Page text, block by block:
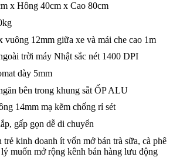
x Hông 40cm x Cao 80cm
vuông 12mm giữa xe và mái che cao 1m
trời máy Nhật sắc nét 1400 DPI
dày 5mm
bên trong khung sắt ỐP ALU
14mm mạ kẽm chống rỉ sét
gấp gọn dễ di chuyển
kinh doanh ít vốn mở bán trà sữa, cà phê
muốn mở rộng kênh bán hàng lưu động